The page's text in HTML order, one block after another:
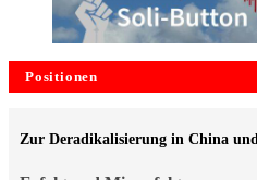
Positionen
Zur Deradikalisierung in China